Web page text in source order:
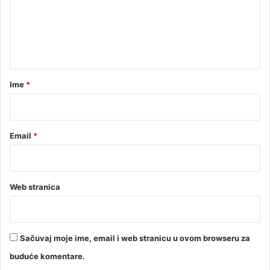
rIme *
Email *
Web stranica
Sačuvaj moje ime, email i web stranicu u ovom browseru za
buduće komentare.